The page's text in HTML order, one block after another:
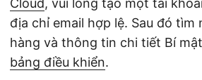
Cloud , vui lòng tạo một tài
địa chỉ email hợp lệ. Sau đó tìm
hàng và thông tin chi tiết Bí
bảng điều khiển.